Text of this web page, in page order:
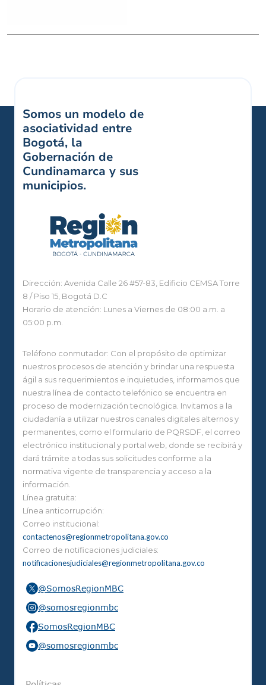
Somos un modelo de
asociatividad entre
Bogotá, la
Gobernación de
Cundinamarca y sus
municipios.
Dirección: Avenida Calle 26 #57-83, Edificio CEMSA Torre
8 / Piso 15, Bogotá D.C
Horario de atención: Lunes a Viernes de 08:00 a.m. a
05:00 p.m.
Teléfono conmutador: Con el propósito de optimizar
nuestros procesos de atención y brindar una respuesta
ágil a sus requerimientos e inquietudes, informamos que
nuestra línea de contacto telefónico se encuentra en
proceso de modernización tecnológica. Invitamos a la
ciudadanía a utilizar nuestros canales digitales alternos y
permanentes, como el formulario de PQRSDF, el correo
electrónico institucional y portal web, donde se recibirá y
dará trámite a todas sus solicitudes conforme a la
normativa vigente de transparencia y acceso a la
información.
Línea gratuita:
Línea anticorrupción:
Correo institucional:
contactenos@regionmetropolitana.gov.co
Correo de notificaciones judiciales:
notificacionesjudiciales@regionmetropolitana.gov.co
@SomosRegionMBC
@somosregionmbc
SomosRegionMBC
@somosregionmbc